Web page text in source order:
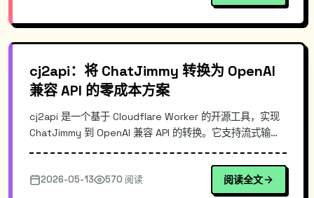
要移动办公或随时监控 AI 交互场景的用户。
cj2api：将 ChatJimmy 转换为 OpenAI
兼容 API 的零成本方案
cj2api 是一个基于 Cloudflare Worker 的开源工具，实现
ChatJimmy 到 OpenAI 兼容 API 的转换。它支持流式输
上。对于想要在现有开发框架中集成 Jimmy 模型，却受限
于缺乏标准 API 接口的开发者，这个项目提供了开箱即用的
2026-05-13 570 阅读 阅读全文